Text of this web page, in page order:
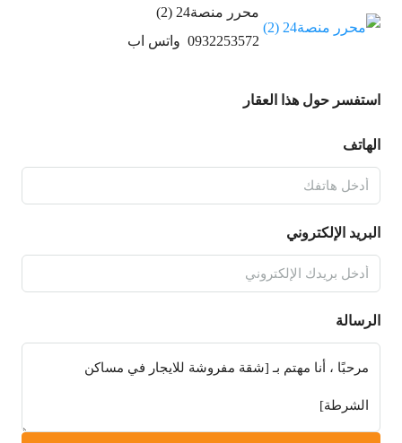
محرر منصة24 (2)
0932253572 واتس اب
استفسر حول هذا العقار
الهاتف
البريد الإلكتروني
الرسالة